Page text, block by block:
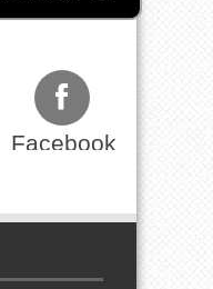
Facebook